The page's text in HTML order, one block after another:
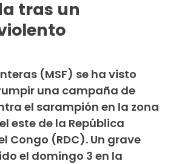
tras un
(MSF) se ha visto
una campaña de
el sarampión en la zona
este de la República
Congo (RDC). Un grave
el domingo 3 en la